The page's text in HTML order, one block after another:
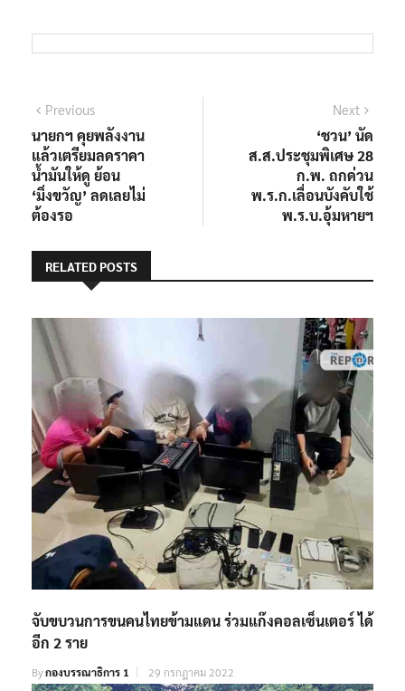
แนะแนว
เรื่อง
PreviousPrevious
post:
นายกฯ คุยพลังงาน
แล้วเตรียมลดราคา
น้ำมันให้ดู ย้อน
‘มิ่งขวัญ’ ลดเลยไม่
ต้องรอ​
Next
‘ชวน’ นัด
ส.ส.ประชุมพิเศษ 28
ก.พ. ถกด่วน
พ.ร.ก.เลื่อนบังคับใช้
พ.ร.บ.อุ้มหายฯ
RELATED POSTS
จับขบวนการขนคนไทยข้ามแดน ร่วมแก๊งคอลเซ็นเตอร์ ได้
อีก 2 ราย
Byกองบรรณาธิการ 1 29 กรกฎาคม 2022